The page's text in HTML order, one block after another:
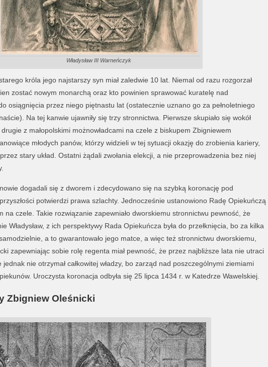
Władysław III Warneńczyk
króla jego najstarszy syn miał zaledwie 10 lat. Niemal od razu rozgorzał
zostać nowym monarchą oraz kto powinien sprawować kuratelę nad
osiągnięcia przez niego piętnastu lat (ostatecznie uznano go za pełnoletniego
Na tej kanwie ujawniły się trzy stronnictwa. Pierwsze skupiało się wokół
z małopolskimi możnowładcami na czele z biskupem Zbigniewem
młodych panów, którzy widzieli w tej sytuacji okazję do zrobienia kariery,
stary układ. Ostatni żądali zwołania elekcji, a nie przeprowadzenia bez niej
dogadali się z dworem i zdecydowano się na szybką koronację pod
potwierdzi prawa szlachty. Jednocześnie ustanowiono Radę Opiekuńczą
na czele. Takie rozwiązanie zapewniało dworskiemu stronnictwu pewność, że
Władysław, z ich perspektywy Rada Opiekuńcza była do przełknięcia, bo za kilka
a to gwarantowało jego matce, a więc też stronnictwu dworskiemu,
zapewniając sobie rolę regenta miał pewność, że przez najbliższe lata nie utraci
nie otrzymał całkowitej władzy, bo zarząd nad poszczególnymi ziemiami
Uroczysta koronacja odbyła się 25 lipca 1434 r. w Katedrze Wawelskiej.
Zbigniew Oleśnicki